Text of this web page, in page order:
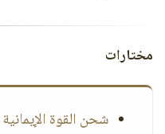
مختارات
شحن القوة الإيمانية